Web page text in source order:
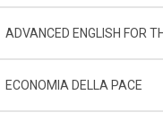
ADVANCED ENGLISH FOR
ECONOMIA DELLA PACE